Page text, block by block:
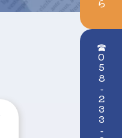
☎058-233-2345